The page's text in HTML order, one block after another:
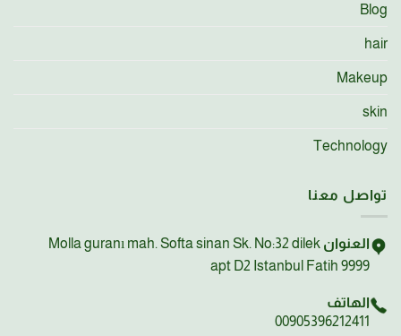
Blog
hair
Makeup
skin
Technology
تواصل معنا
العنوان Molla guranı mah. Softa sinan Sk. No:32 dilek
apt D2 Istanbul Fatih 9999
الهاتف
00905396212411